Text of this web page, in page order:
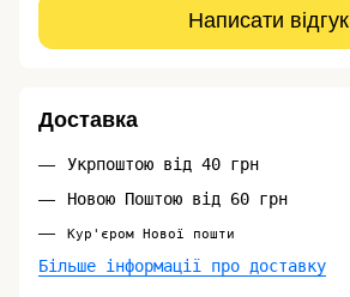
Написати відгук
Доставка
Укрпоштою від 40 грн
Новою Поштою від 60 грн
Кур'єром Нової пошти
Більше інформації про доставку